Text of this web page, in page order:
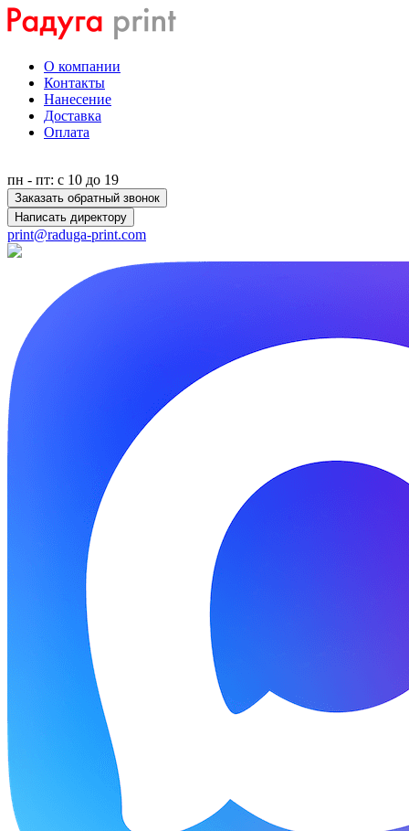
О компании
Контакты
Нанесение
Доставка
Оплата
пн - пт: с 10 до 19
Заказать обратный звонок
Написать директору
print@raduga-print.com